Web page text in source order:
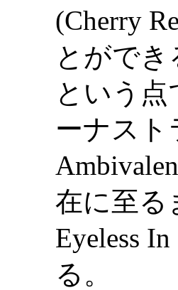
(Cherry
とがで
という
ーナス
在に至る
Eyeless
る。